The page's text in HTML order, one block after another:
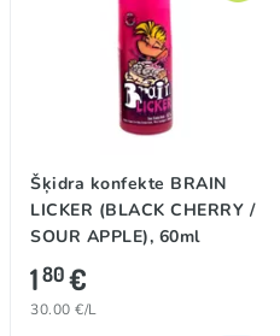
Šķidra konfekte BRAIN
LICKER (BLACK CHERRY /
SOUR APPLE), 60ml
180€
30.00 €/L